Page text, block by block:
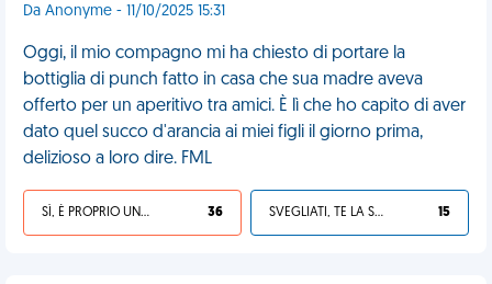
Da Anonyme - 11/10/2025 15:31
Oggi, il mio compagno mi ha chiesto di portare la
bottiglia di punch fatto in casa che sua madre aveva
offerto per un aperitivo tra amici. È lì che ho capito di aver
dato quel succo d'arancia ai miei figli il giorno prima,
delizioso a loro dire. FML
SÌ, È PROPRIO UNA VDM! 36 SVEGLIATI, TE LA SEI CERCATA! 15